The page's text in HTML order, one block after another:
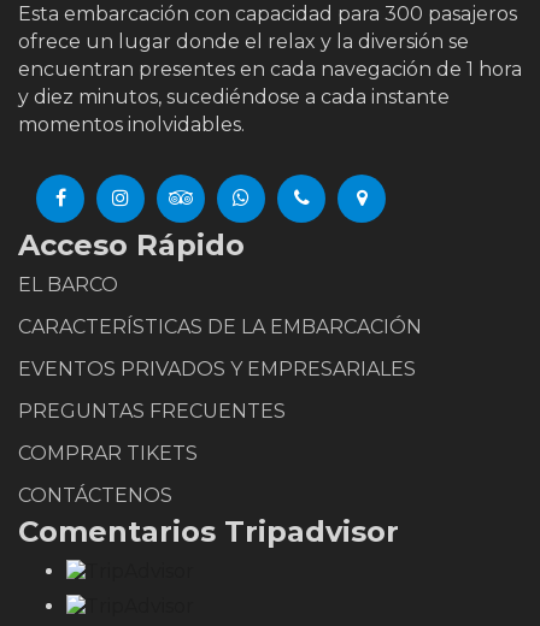
Esta embarcación con capacidad para 300 pasajeros
ofrece un lugar donde el relax y la diversión se
encuentran presentes en cada navegación de 1 hora
y diez minutos, sucediéndose a cada instante
momentos inolvidables.
Acceso Rápido
EL BARCO
CARACTERÍSTICAS DE LA EMBARCACIÓN
EVENTOS PRIVADOS Y EMPRESARIALES
PREGUNTAS FRECUENTES
COMPRAR TIKETS
CONTÁCTENOS
Comentarios Tripadvisor